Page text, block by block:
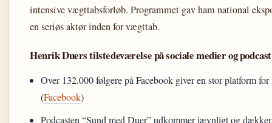
intensive vægttabsforløb. Programmet gav ham national
en seriøs aktør inden for vægttab.
Henrik Duers tilstedeværelse på sociale medier og podcast
Over 132.000 følgere på Facebook giver en stor platform
(Facebook)
Podcasten “Sund med Duer” udkommer jævnligt og